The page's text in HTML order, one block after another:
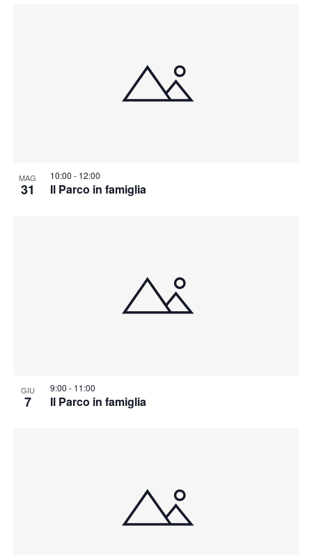
MAG
31 Il Parco in famiglia
10:00 - 12:00
GIU
7 Il Parco in famiglia
9:00 - 11:00